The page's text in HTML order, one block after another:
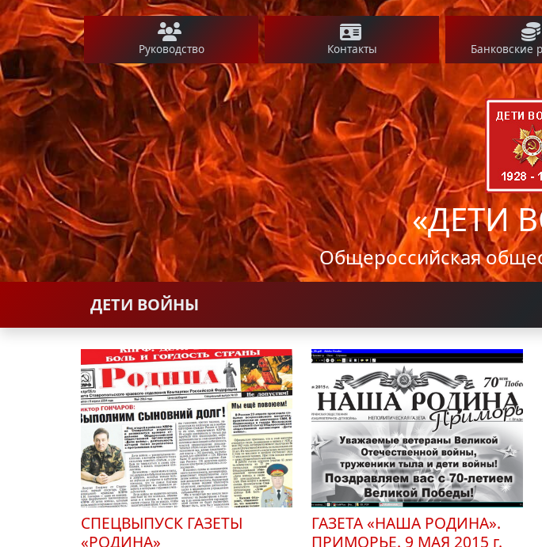
Руководство Контакты Банковские
«ДЕТИ
Общероссийская
ДЕТИ ВОЙНЫ
CПЕЦВЫПУСК ГАЗЕТЫ
«РОДИНА»
ГАЗЕТА «НАША РОДИНА».
ПРИМОРЬЕ. 9 МАЯ 2015 г.